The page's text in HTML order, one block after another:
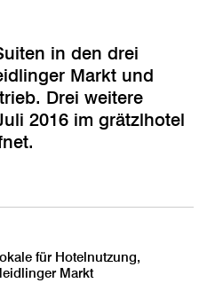
in den drei
Markt und
Drei weitere
2016 im grätzlhotel
für Hotelnutzung,
Markt